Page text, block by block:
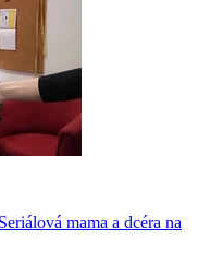
mama a dcéra na